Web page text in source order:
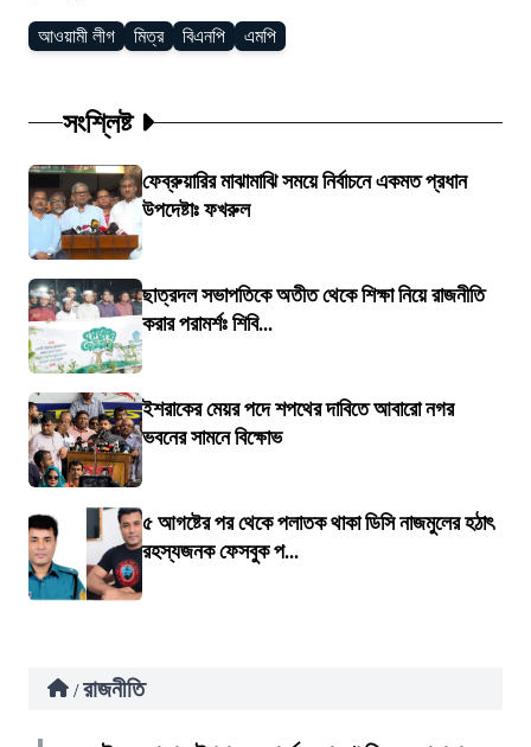
আওয়ামী লীগ মিত্র বিএনপি এমপি
সংশ্লিষ্ট
ফেব্রুয়ারির মাঝামাঝি সময়ে নির্বাচনে একমত প্রধান
উপদেষ্টাঃ ফখরুল
ছাত্রদল সভাপতিকে অতীত থেকে শিক্ষা নিয়ে রাজনীতি
করার পরামর্শঃ শিবি...
ইশরাকের মেয়র পদে শপথের দাবিতে আবারো নগর
ভবনের সামনে বিক্ষোভ
৫ আগষ্টের পর থেকে পলাতক থাকা ডিসি নাজমুলের হঠাৎ
রহস্যজনক ফেসবুক প...
/ রাজনীতি